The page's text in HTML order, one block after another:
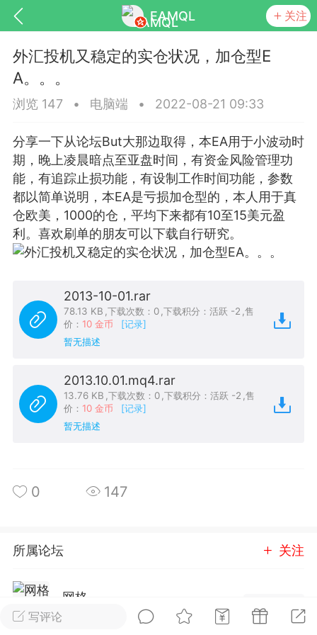
EAMQL 关注
匿名树洞 发起挑战 幸运转盘
Lv.9 神隐会员 靓号
EA+
电脑端 趋势
狼行黄金一次一单1.1你们期待的一
黄金一次一单1.0你们期待的一次一单
了，主打高胜率没浮亏！复利模式下 历
2026.03.17 数据表现...
Lv.9 神隐会员
2024年 狼行天下A03.01软件大更
EA 增加货币版EA
写评论
外汇投机又稳定的实仓状况，加仓型E
A。。。
浏览 147 • 电脑端 • 2022-08-21 09:33
分享一下从论坛But大那边取得，本EA用于小波动时
期，晚上凌晨暗点至亚盘时间，有资金风险管理功
能，有追踪止损功能，有设制工作时间功能，参数
都以简单说明，本EA是亏损加仓型的，本人用于真
仓欧美，1000的仓，平均下来都有10至15美元盈
利。喜欢刷单的朋友可以下载自行研究。
2013-10-01.rar
78.13 KB ,下载次数：0 ,下载积分：活跃 -2 ,售
价： 10 金币
[记录]
暂无描述
2013.10.01.mq4.rar
13.76 KB ,下载次数：0 ,下载积分：活跃 -2 ,售
价： 10 金币
[记录]
暂无描述
0 147
所属论坛 关注
网格
5271内容
进入论坛